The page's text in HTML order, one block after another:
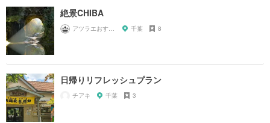
絶景CHIBA
千葉 8
日帰りリフレッシュプラン
チアキ 千葉 3